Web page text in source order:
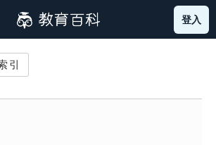
登入
引